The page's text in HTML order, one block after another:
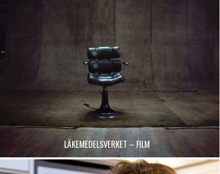
LÄKEMEDELSVERKET – FILM